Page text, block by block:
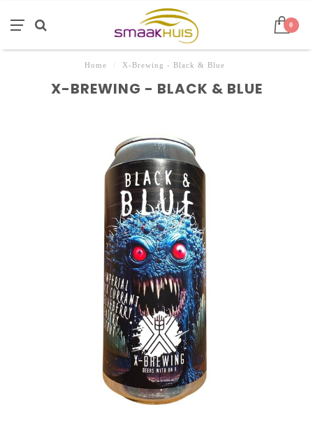
0
Home X-Brewing - Black & Blue
X-BREWING - BLACK & BLUE